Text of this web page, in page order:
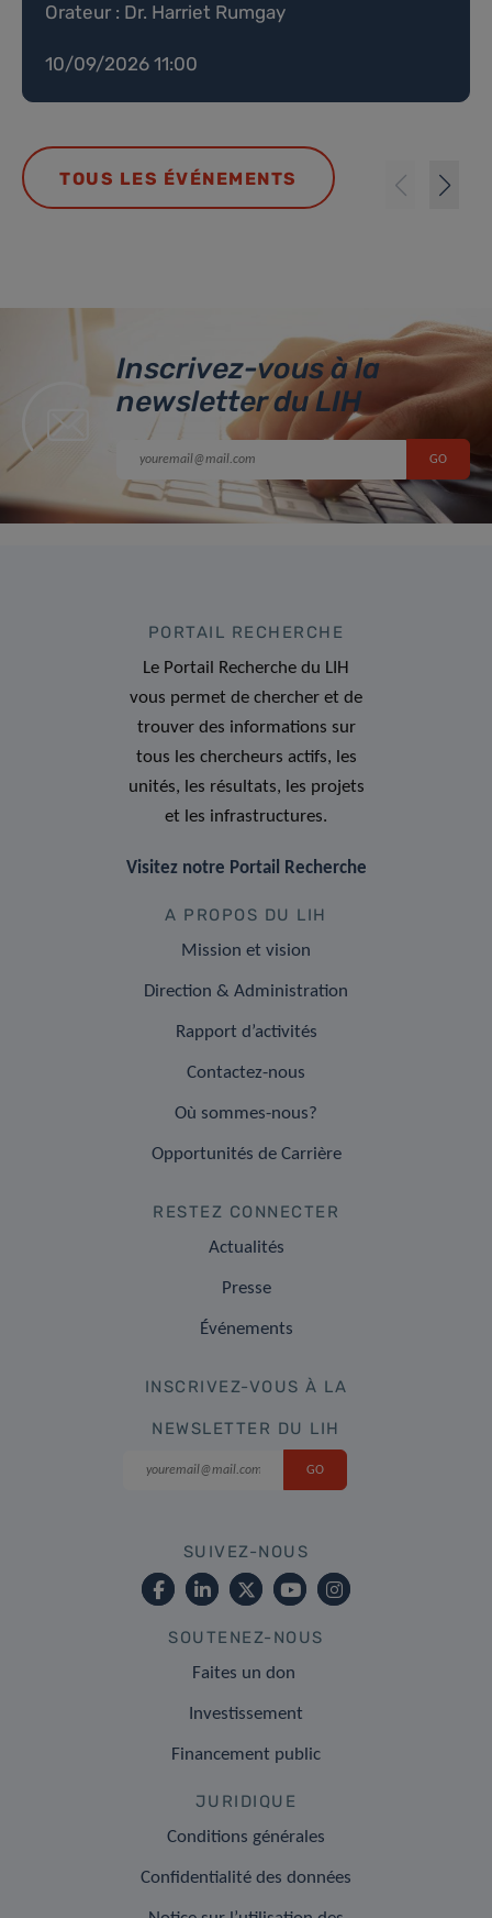
Orateur : Dr. Harriet Rumgay
10/09/2026 11:00
TOUS LES ÉVÉNEMENTS
Inscrivez-vous à la
newsletter du LIH
PORTAIL RECHERCHE
Le Portail Recherche du LIH
vous permet de chercher et de
trouver des informations sur
tous les chercheurs actifs, les
unités, les résultats, les projets
et les infrastructures.
Visitez notre Portail Recherche
A PROPOS DU LIH
Mission et vision
Direction & Administration
Rapport d’activités
Contactez-nous
Où sommes-nous?
Opportunités de Carrière
RESTEZ CONNECTER
Actualités
Presse
Événements
INSCRIVEZ-VOUS À LA
NEWSLETTER DU LIH
SUIVEZ-NOUS
SOUTENEZ-NOUS
Faites un don
Investissement
Financement public
JURIDIQUE
Conditions générales
Confidentialité des données